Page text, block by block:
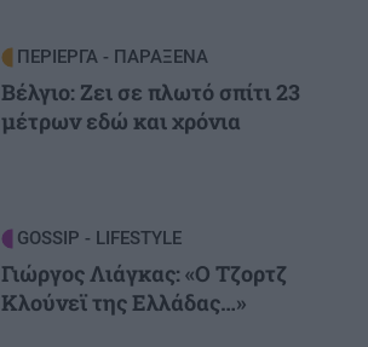
ΠΕΡΙΕΡΓΑ - ΠΑΡΑΞΕΝΑ
Βέλγιο: Ζει σε πλωτό σπίτι 23
μέτρων εδώ και χρόνια
GOSSIP - LIFESTYLE
Γιώργος Λιάγκας: «Ο Τζορτζ
Κλούνεϊ της Ελλάδας…»